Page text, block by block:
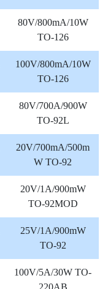
80V/800mA/10W
TO-126
100V/800mA/10W
TO-126
80V/700A/900W
TO-92L
20V/700mA/500m
W TO-92
20V/1A/900mW
TO-92MOD
25V/1A/900mW
TO-92
100V/5A/30W TO-